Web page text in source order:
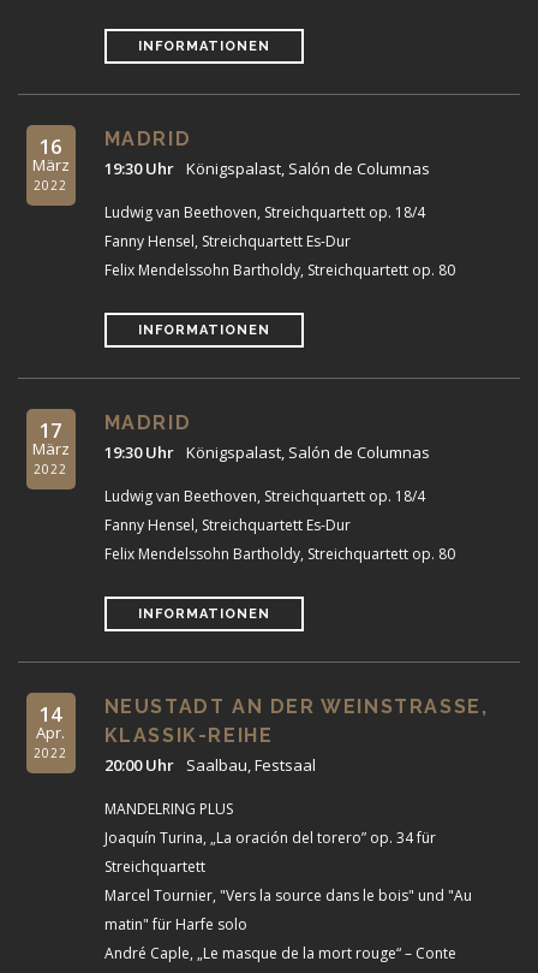
INFORMATIONEN
16
März
2022
MADRID
19:30 Uhr Königspalast, Salón de Columnas
Ludwig van Beethoven, Streichquartett op. 18/4
Fanny Hensel, Streichquartett Es-Dur
Felix Mendelssohn Bartholdy, Streichquartett op. 80
INFORMATIONEN
17
März
2022
MADRID
19:30 Uhr Königspalast, Salón de Columnas
Ludwig van Beethoven, Streichquartett op. 18/4
Fanny Hensel, Streichquartett Es-Dur
Felix Mendelssohn Bartholdy, Streichquartett op. 80
INFORMATIONEN
14
Apr.
2022
NEUSTADT AN DER WEINSTRASSE, K
LASSIK-REIHE
20:00 Uhr Saalbau, Festsaal
MANDELRING PLUS
Joaquín Turina, „La oración del torero” op. 34 für
Streichquartett
Marcel Tournier, "Vers la source dans le bois" und "Au
matin" für Harfe solo
André Caple, „Le masque de la mort rouge“ – Conte